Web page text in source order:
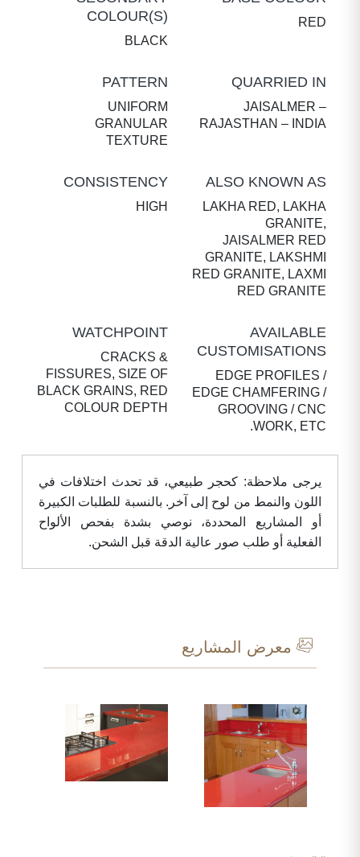
RED
COLOUR(S)
BLACK
QUARRIED IN
JAISALMER –
RAJASTHAN – INDIA
PATTERN
UNIFORM
GRANULAR
TEXTURE
ALSO KNOWN AS
LAKHA RED, LAKHA
GRANITE,
JAISALMER RED
GRANITE, LAKSHMI
RED GRANITE, LAXMI
RED GRANITE
CONSISTENCY
HIGH
AVAILABLE
CUSTOMISATIONS
EDGE PROFILES /
EDGE CHAMFERING /
GROOVING / CNC
WORK, ETC.
WATCHPOINT
CRACKS &
FISSURES, SIZE OF
BLACK GRAINS, RED
COLOUR DEPTH
يرجى ملاحظة: كحجر طبيعي، قد تحدث اختلافات في
اللون والنمط من لوح إلى آخر. بالنسبة للطلبات الكبيرة
أو المشاريع المحددة، نوصي بشدة بفحص الألواح
الفعلية أو طلب صور عالية الدقة قبل الشحن.
معرض المشاريع